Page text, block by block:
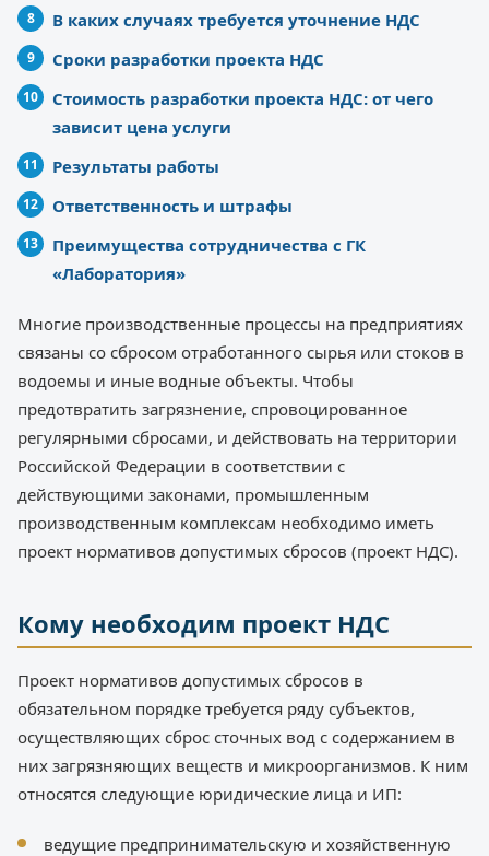
В каких случаях требуется уточнение НДС
Сроки разработки проекта НДС
Стоимость разработки проекта НДС: от чего
зависит цена услуги
Результаты работы
Ответственность и штрафы
Преимущества сотрудничества с ГК
«Лаборатория»
Многие производственные процессы на предприятиях
связаны со сбросом отработанного сырья или стоков в
водоемы и иные водные объекты. Чтобы
предотвратить загрязнение, спровоцированное
регулярными сбросами, и действовать на территории
Российской Федерации в соответствии с
действующими законами, промышленным
производственным комплексам необходимо иметь
проект нормативов допустимых сбросов (проект НДС).
Кому необходим проект НДС
Проект нормативов допустимых сбросов в
обязательном порядке требуется ряду субъектов,
осуществляющих сброс сточных вод с содержанием в
них загрязняющих веществ и микроорганизмов. К ним
относятся следующие юридические лица и ИП:
ведущие предпринимательскую и хозяйственную